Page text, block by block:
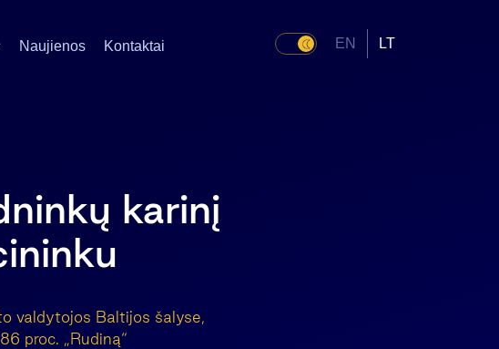
Naujienos Kontaktai EN LT
karinį
valdytojos Baltijos šalyse,
proc. „Rudiną“